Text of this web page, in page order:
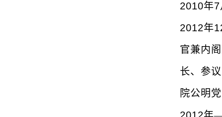
2010年7
2012年1
官兼内
长、参
院公明